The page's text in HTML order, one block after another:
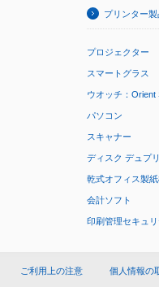
プリンター製
プロジェクター
スマートグラス
ウオッチ：Orient
パソコン
スキャナー
ディスク デュプ
乾式オフィス製
会計ソフト
印刷管理セキュ
ご利用上の注意 個人情報の